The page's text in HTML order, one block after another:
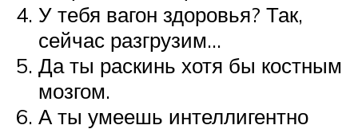
У тебя вагон здоровья? Так,
сейчас разгрузим…
Да ты раскинь хотя бы костным
мозгом.
А ты умеешь интеллигентно